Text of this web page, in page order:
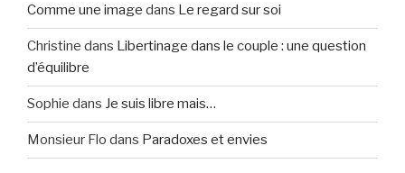
Comme une image dans Le regard sur soi
Christine dans Libertinage dans le couple : une question
d’équilibre
Sophie dans Je suis libre mais…
Monsieur Flo dans Paradoxes et envies